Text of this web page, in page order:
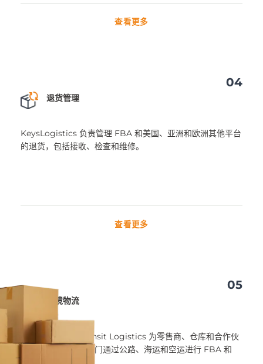
查看更多
04
退货管理
KeysLogistics 负责管理 FBA 和美国、亚洲和欧洲其他平台
的退货，包括接收、检查和维修。
查看更多
05
过境物流
KeysLogistics Transit Logistics 为零售商、仓库和合作伙
伴优化货物运输，专门通过公路、海运和空运进行 FBA 和